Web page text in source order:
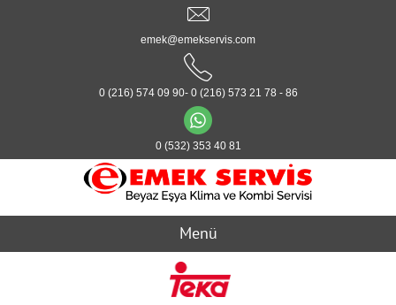
emek@emekservis.com
0 (216) 574 09 90- 0 (216) 573 21 78 - 86
0 (532) 353 40 81
Menü